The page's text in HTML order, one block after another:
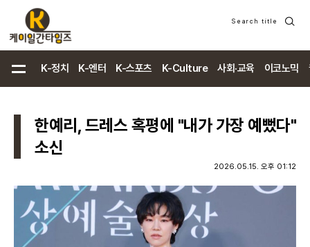
Search title
검
K-정치 K-엔터 K-스포츠 K-Culture 사회·교육 이코노믹
한예리, 드레스 혹평에 "내가 가장 예뻤다"
소신
2026.05.15. 오후 01:12